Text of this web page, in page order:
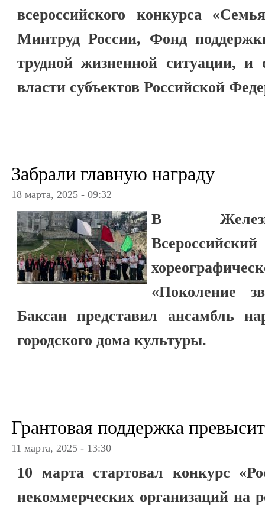
всероссийского конкурса
Минтруд России, Фонд
трудной жизненной ситуации, и
власти субъектов Российской
Забрали главную награду
18 марта, 2025 - 09:32
В
«Поколение
Баксан представил ансамбль
городского дома культуры.
Грантовая поддержка
11 марта, 2025 - 13:30
10 марта стартовал конкурс
некоммерческих организаций на